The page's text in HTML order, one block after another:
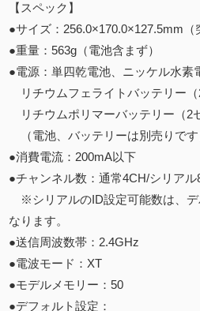
【スペック】
●サイズ：256.0×170.0×127.5mm（
●重量：563g（電池含まず）
●電源：単四乾電池、ニッケル水素
リチウムフェライトバッテリー
リチウムポリマーバッテリー（2
（電池、バッテリーは別売りです
●消費電流：200mA以下
●チャンネル数：通常4CH/シリアル
※シリアルのID設定可能数は、デ
なります。
●送信周波数帯：2.4GHz
●電波モード：XT
●モデルメモリー：50
●デフォルト設定：